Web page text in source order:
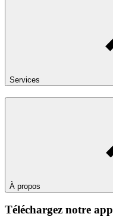
Services
À propos
Téléchargez notre app